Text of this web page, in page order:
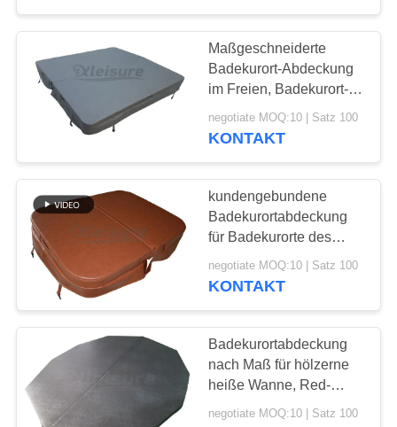
Maßgeschneiderte
Badekurort-Abdeckung
im Freien, Badekurort-
Deckel, Badekurort-
gebundene Ausgabe,
negotiate MOQ:10 | Satz 100
KONTAKT
kundengebundene
Badekurortabdeckung
für Badekurorte des
Maß-eins, Jacuzzi,
Badekurorte der heißen
negotiate MOQ:10 | Satz 100
KONTAKT
Badekurortabdeckung
nach Maß für hölzerne
heiße Wanne, Red-
cedar-Badekurort,
negotiate MOQ:10 | Satz 100